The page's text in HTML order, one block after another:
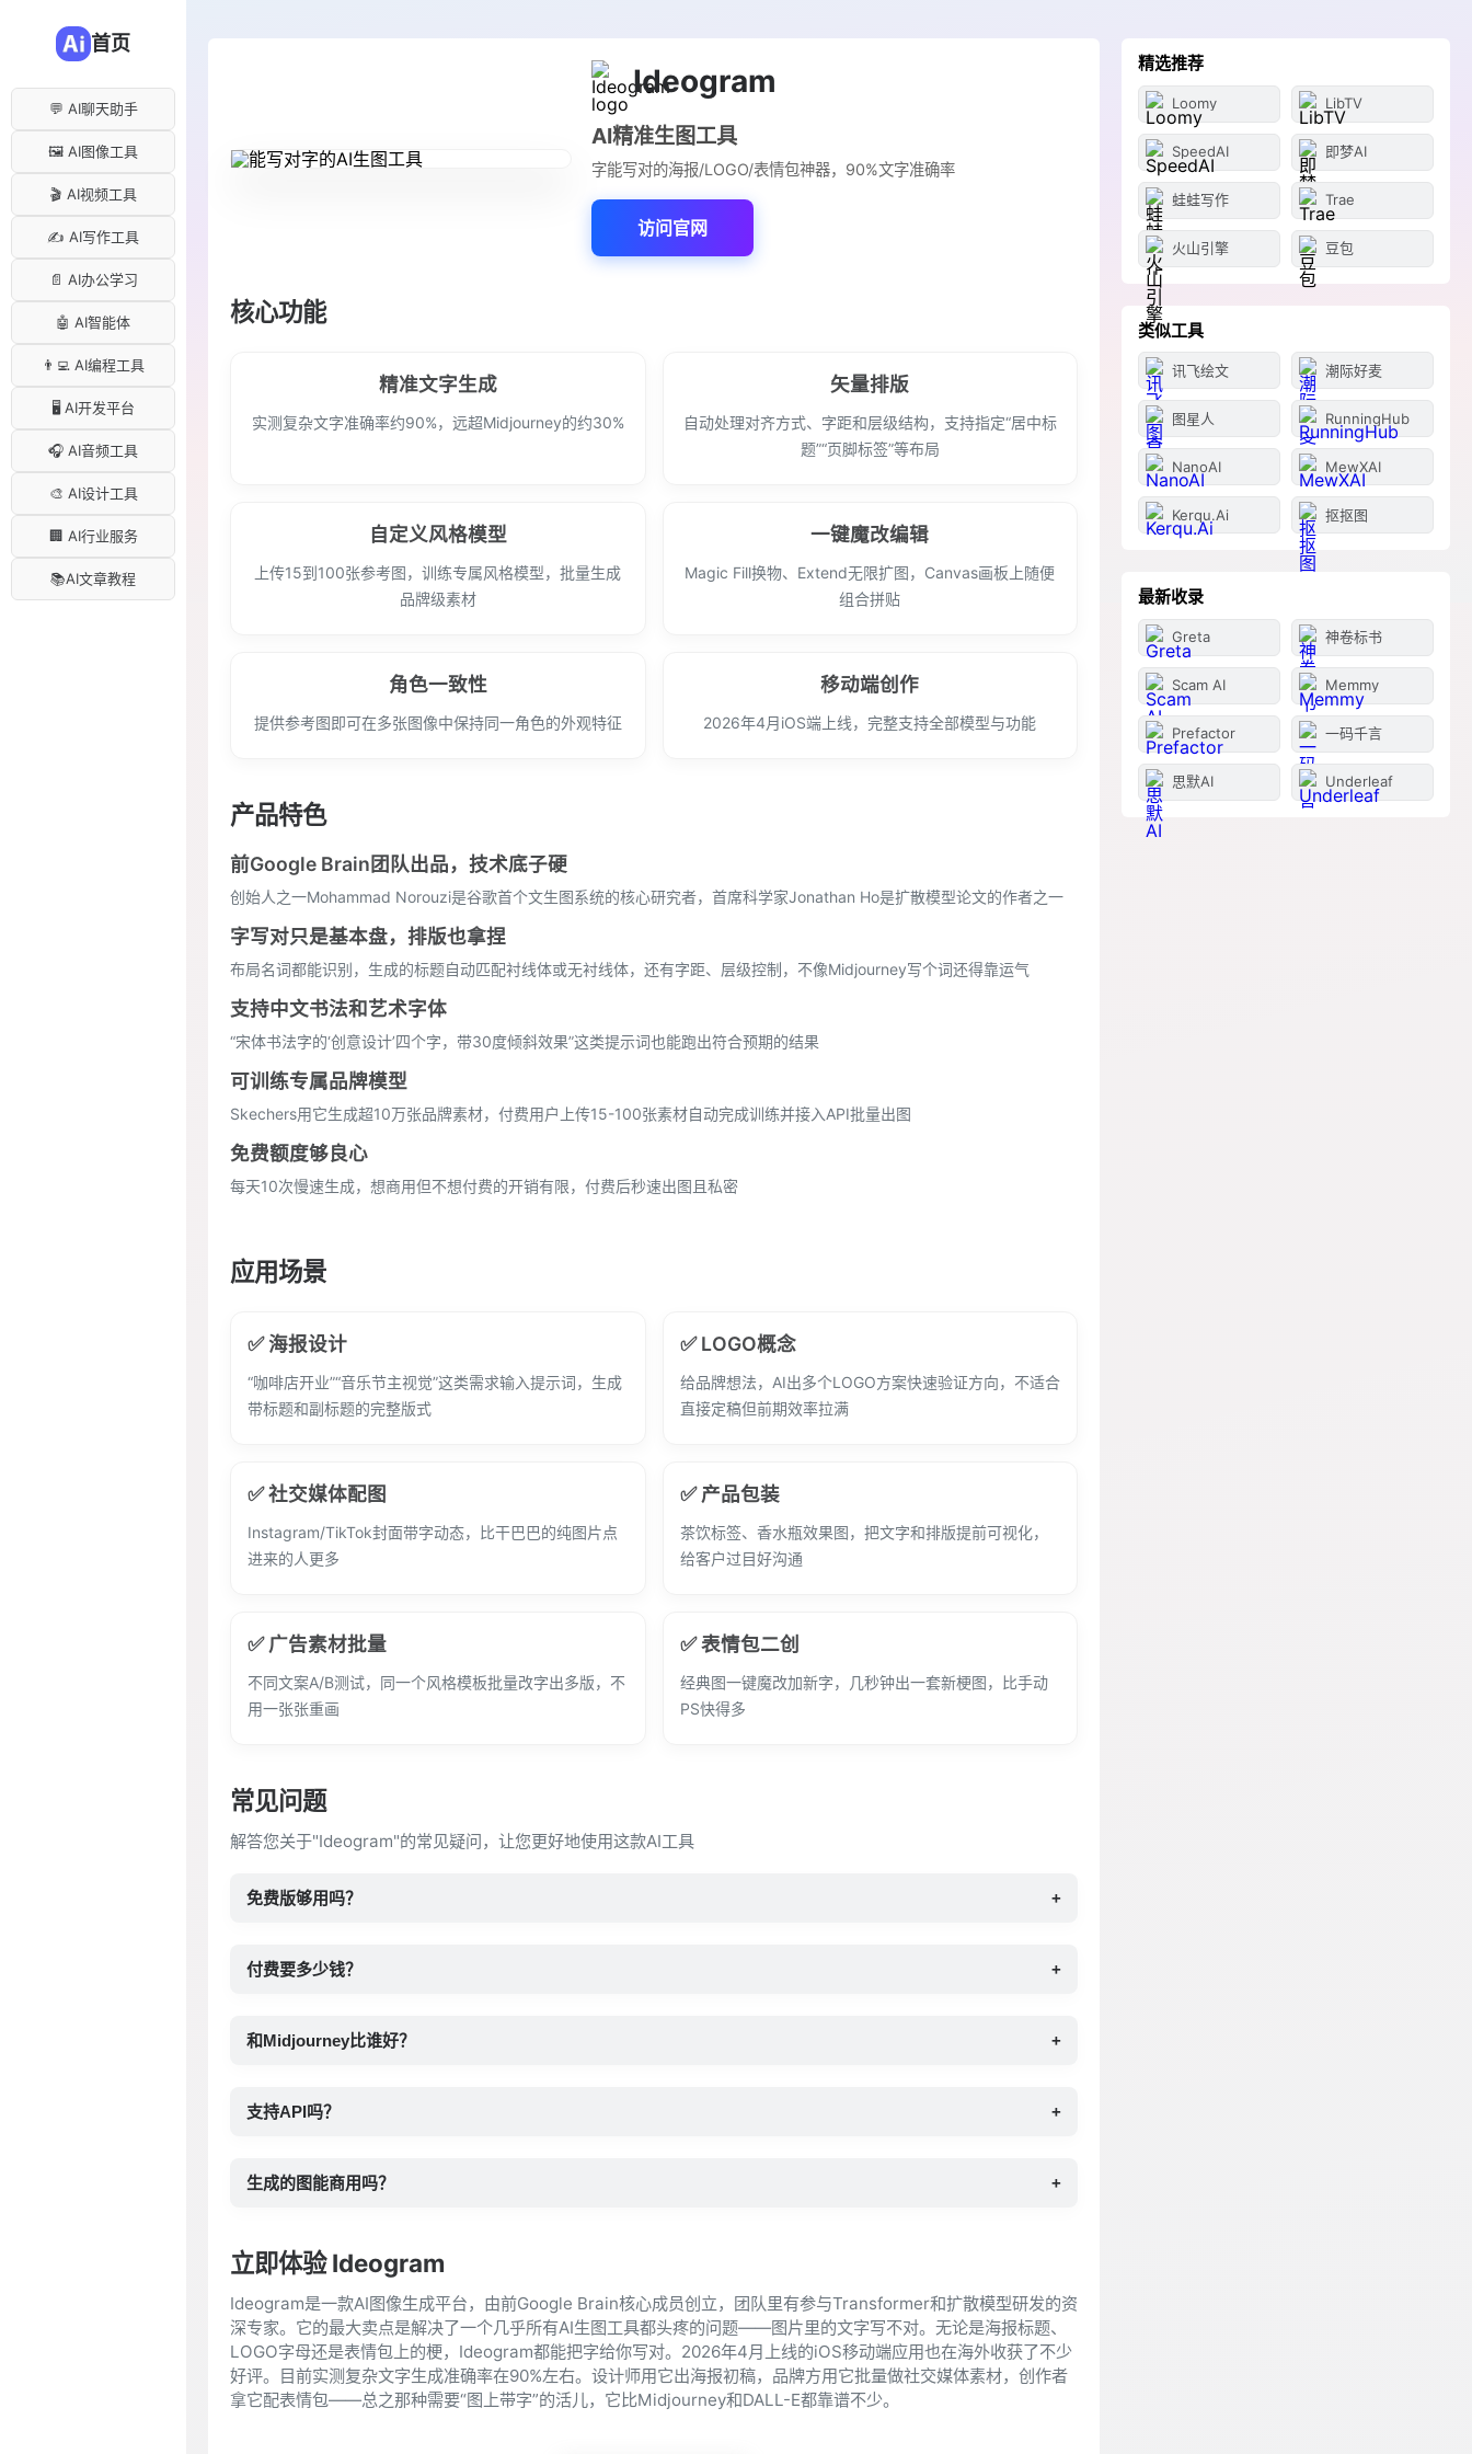
首页
💬 AI聊天助手
🖼️ AI图像工具
🎬 AI视频工具
✍️ AI写作工具
📄 AI办公学习
🤖 AI智能体
👨‍💻 AI编程工具
🖥️ AI开发平台
🎧 AI音频工具
🎨 AI设计工具
🏢 AI行业服务
📚AI文章教程
Ideogram
AI精准生图工具
字能写对的海报/LOGO/表情包神器，90%文字准确率
访问官网
核心功能
精准文字生成
实测复杂文字准确率约90%，远超Midjourney的约30%
矢量排版
自动处理对齐方式、字距和层级结构，支持指定“居中标
题”“页脚标签”等布局
自定义风格模型
上传15到100张参考图，训练专属风格模型，批量生成
品牌级素材
一键魔改编辑
Magic Fill换物、Extend无限扩图，Canvas画板上随便
组合拼贴
角色一致性
提供参考图即可在多张图像中保持同一角色的外观特征
移动端创作
2026年4月iOS端上线，完整支持全部模型与功能
产品特色
前Google Brain团队出品，技术底子硬
创始人之一Mohammad Norouzi是谷歌首个文生图系统的核心研究者，首席科学家Jonathan Ho是扩散模型论文的作者之一
字写对只是基本盘，排版也拿捏
布局名词都能识别，生成的标题自动匹配衬线体或无衬线体，还有字距、层级控制，不像Midjourney写个词还得靠运气
支持中文书法和艺术字体
“宋体书法字的‘创意设计’四个字，带30度倾斜效果”这类提示词也能跑出符合预期的结果
可训练专属品牌模型
Skechers用它生成超10万张品牌素材，付费用户上传15-100张素材自动完成训练并接入API批量出图
免费额度够良心
每天10次慢速生成，想商用但不想付费的开销有限，付费后秒速出图且私密
应用场景
✅ 海报设计
“咖啡店开业”“音乐节主视觉”这类需求输入提示词，生成
带标题和副标题的完整版式
✅ LOGO概念
给品牌想法，AI出多个LOGO方案快速验证方向，不适合
直接定稿但前期效率拉满
✅ 社交媒体配图
Instagram/TikTok封面带字动态，比干巴巴的纯图片点
进来的人更多
✅ 产品包装
茶饮标签、香水瓶效果图，把文字和排版提前可视化，
给客户过目好沟通
✅ 广告素材批量
不同文案A/B测试，同一个风格模板批量改字出多版，不
用一张张重画
✅ 表情包二创
经典图一键魔改加新字，几秒钟出一套新梗图，比手动
PS快得多
常见问题
解答您关于"Ideogram"的常见疑问，让您更好地使用这款AI工具
免费版够用吗？ +
付费要多少钱？ +
和Midjourney比谁好？ +
支持API吗？ +
生成的图能商用吗？ +
立即体验 Ideogram
Ideogram是一款AI图像生成平台，由前Google Brain核心成员创立，团队里有参与Transformer和扩散模型研发的资
深专家。它的最大卖点是解决了一个几乎所有AI生图工具都头疼的问题——图片里的文字写不对。无论是海报标题、
LOGO字母还是表情包上的梗，Ideogram都能把字给你写对。2026年4月上线的iOS移动端应用也在海外收获了不少
好评。目前实测复杂文字生成准确率在90%左右。设计师用它出海报初稿，品牌方用它批量做社交媒体素材，创作者
拿它配表情包——总之那种需要“图上带字”的活儿，它比Midjourney和DALL-E都靠谱不少。
精选推荐
Loomy LibTV
SpeedAI 即梦AI
蛙蛙写作 Trae
火山引擎 豆包
类似工具
讯飞绘文 潮际好麦
图星人 RunningHub
NanoAI MewXAI
Kerqu.Ai 抠抠图
最新收录
Greta 神卷标书
Scam AI Memmy
Prefactor 一码千言
思默AI Underleaf